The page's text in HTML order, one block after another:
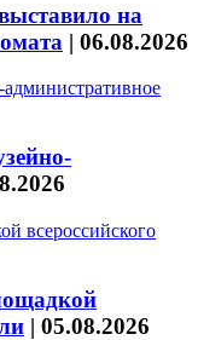
на
| 06.08.2026
| 05.08.2026